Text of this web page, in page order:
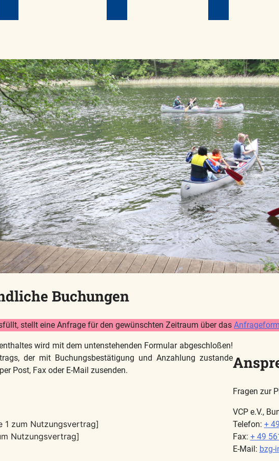
Buchungen
stellt eine Anfrage für den gewünschten Zeitraum über das
wird mit dem untenstehenden Formular abgeschloßen!
der mit Buchungsbestätigung und Anzahlung zustande
Post, Fax oder E-Mail zusenden.
1 zum Nutzungsvertrag]
Nutzungsvertrag]
Fragen zur
VCP e.V.,
Telefon: +
Fax: + 49
E-Mail: bzg-